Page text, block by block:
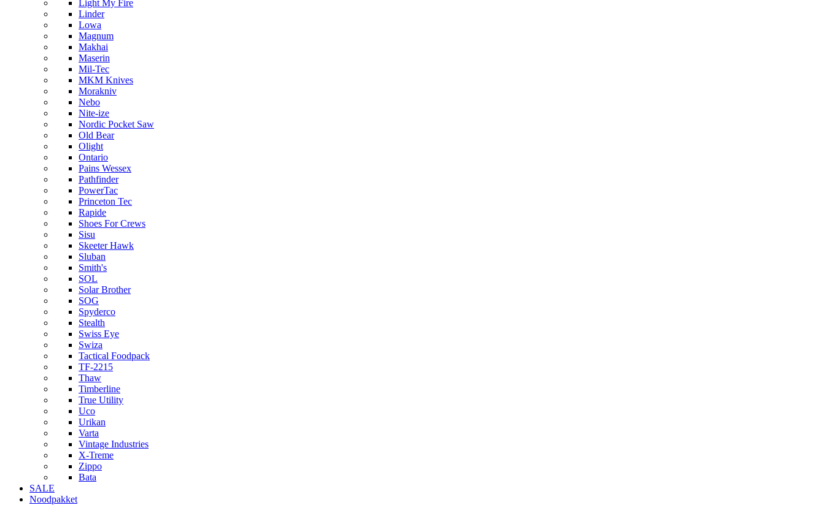
Light My Fire
Linder
Lowa
Magnum
Makhai
Maserin
Mil-Tec
MKM Knives
Morakniv
Nebo
Nite-ize
Nordic Pocket Saw
Old Bear
Olight
Ontario
Pains Wessex
Pathfinder
PowerTac
Princeton Tec
Rapide
Shoes For Crews
Sisu
Skeeter Hawk
Sluban
Smith's
SOL
Solar Brother
SOG
Spyderco
Stealth
Swiss Eye
Swiza
Tactical Foodpack
TF-2215
Thaw
Timberline
True Utility
Uco
Urikan
Varta
Vintage Industries
X-Treme
Zippo
Bata
SALE
Noodpakket